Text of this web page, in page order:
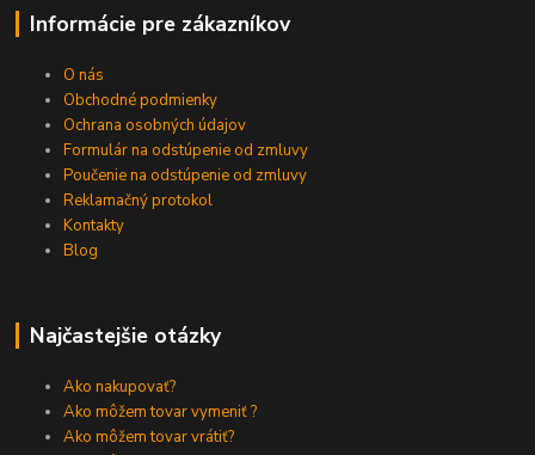
Informácie pre zákazníkov
O nás
Obchodné podmienky
Ochrana osobných údajov
Formulár na odstúpenie od zmluvy
Poučenie na odstúpenie od zmluvy
Reklamačný protokol
Kontakty
Blog
Najčastejšie otázky
Ako nakupovať?
Ako môžem tovar vymeniť ?
Ako môžem tovar vrátiť?